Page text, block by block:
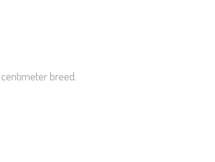
breed.